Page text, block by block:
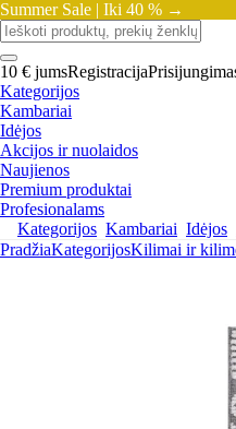
Summer Sale | Iki 40 % →
10 € jumsRegistracija
Kategorijos
Kambariai
Idėjos
Akcijos ir nuolaidos
Naujienos
Premium produktai
Profesionalams
Kategorijos Kambariai Idėjos
PradžiaKategorijosKilimai ir